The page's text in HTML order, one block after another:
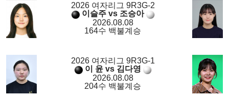
2026 여자리그 9R3G-2
이슬주 vs 조승아
2026.08.08
164수 백불계승
2026 여자리그 9R3G-1
이 윤 vs 김다영
2026.08.08
204수 백불계승